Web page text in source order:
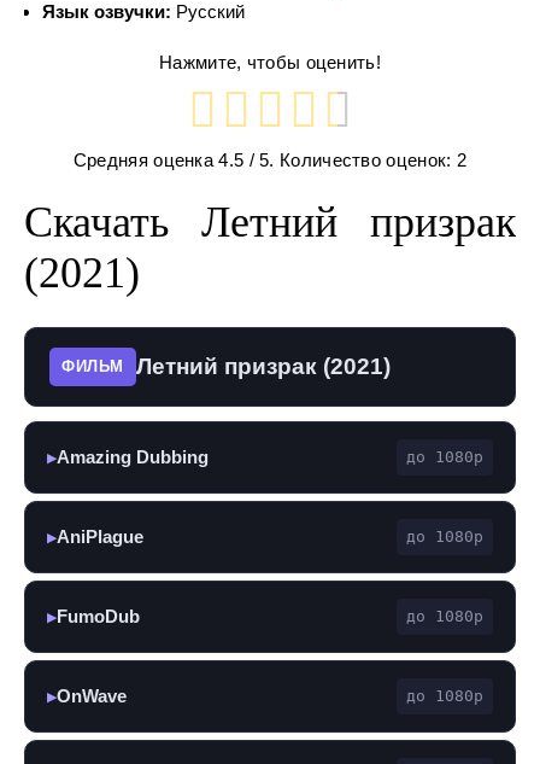
Язык озвучки: Русский
Нажмите, чтобы оценить!
Средняя оценка4.5 / 5. Количество оценок: 2
Скачать Летний призрак
(2021)
ФИЛЬМ Летний призрак (2021)
▶Amazing Dubbing до 1080p
▶AniPlague до 1080p
▶ FumoDub до 1080p
▶OnWave до 1080p